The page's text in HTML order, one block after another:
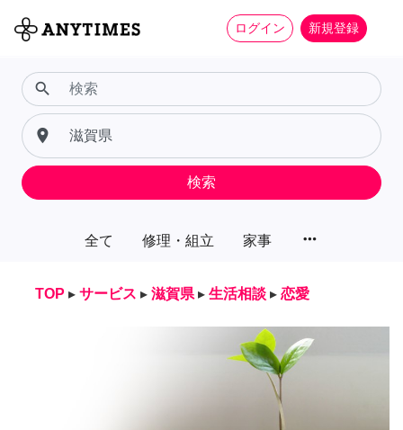
ログイン 新規登録
全て 修理・組立 家事 more_horiz
search
place
検索
TOP ▸ サービス ▸ 滋賀県 ▸ 生活相談 ▸ 恋愛